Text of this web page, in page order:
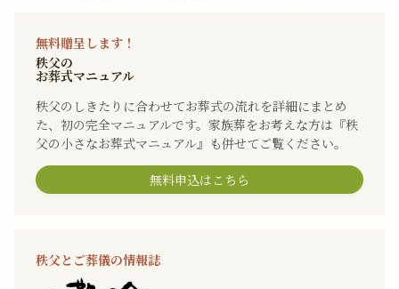
無料贈呈します！
秩父の
お葬式マニュアル
秩父のしきたりに合わせてお葬式の流れを詳細にまとめ
た、初の完全マニュアルです。家族葬をお考えな方は『秩
父の小さなお葬式マニュアル』も併せてご覧ください。
無料申込はこちら
秩父とご葬儀の情報誌